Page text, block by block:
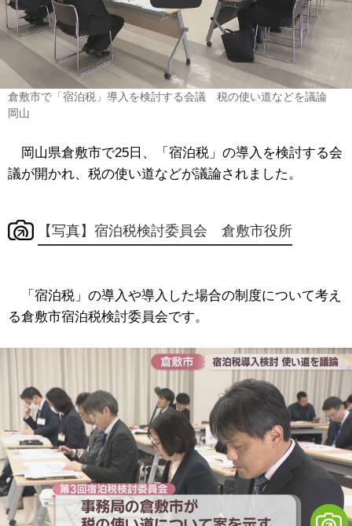
倉敷市で「宿泊税」導入を検討する会議 税の使い道などを議論
岡山
岡山県倉敷市で25日、「宿泊税」の導入を検討する会
議が開かれ、税の使い道などが議論されました。
【写真】宿泊税検討委員会 倉敷市役所
「宿泊税」の導入や導入した場合の制度について考え
る倉敷市宿泊税検討委員会です。